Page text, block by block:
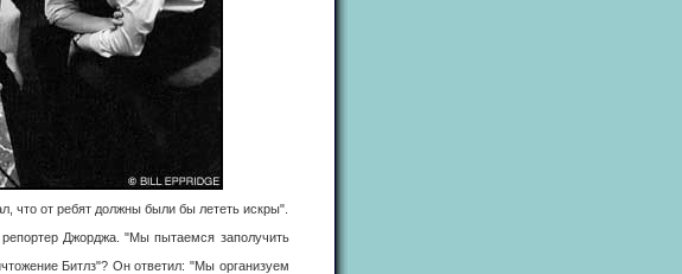
от ребят должны были бы лететь искры".
Джорджа. "Мы пытаемся заполучить
Битлз"? Он ответил: "Мы организуем